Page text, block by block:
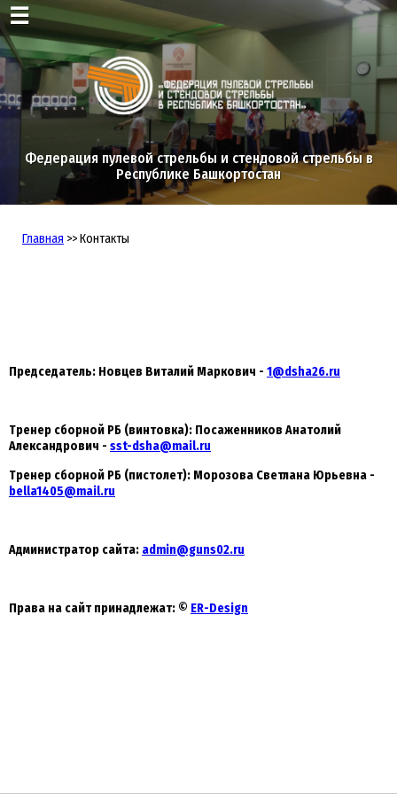
☰
Федерация пулевой стрельбы и стендовой стрельбы в
Республике Башкортостан
Главная >> Контакты
Председатель: Новцев Виталий Маркович - 1@dsha26.ru
Тренер сборной РБ (винтовка): Посаженников Анатолий
Александрович - sst-dsha@mail.ru
Тренер сборной РБ (пистолет): Морозова Светлана Юрьевна -
bella1405@mail.ru
Администратор сайта: admin@guns02.ru
Права на сайт принадлежат: © ER-Design